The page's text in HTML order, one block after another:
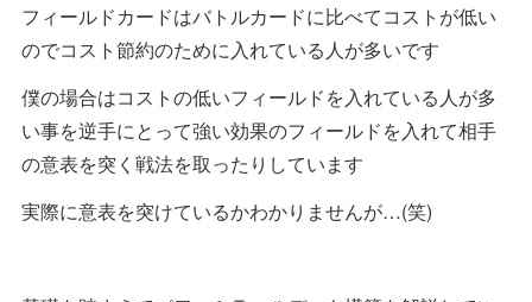
フィールドカードはバトルカードに比べてコストが低い
のでコスト節約のために入れている人が多いです
僕の場合はコストの低いフィールドを入れている人が多
い事を逆手にとって強い効果のフィールドを入れて相手
の意表を突く戦法を取ったりしています
実際に意表を突けているかわかりませんが…(笑)